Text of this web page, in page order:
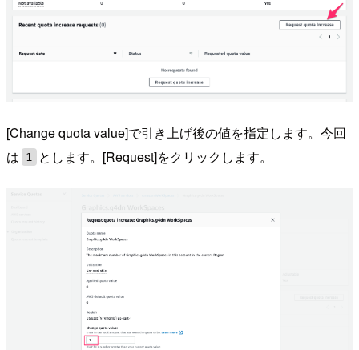
[Change quota value]で引き上げ後の値を指定します。今回
は
1 とします。[Request]をクリックします。